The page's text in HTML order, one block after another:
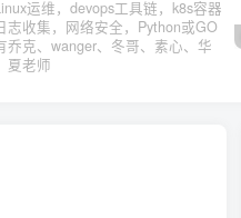
运维，devops工具链，k8s容器
志收集，网络安全，Python或GO
乔克、wanger、冬哥、素心、华
夏老师